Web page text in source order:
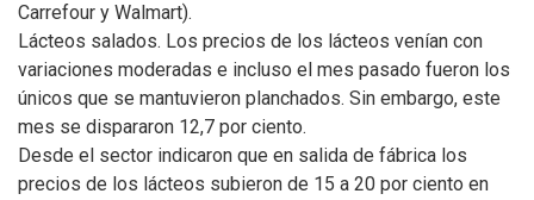
Carrefour y Walmart).
Lácteos salados. Los precios de los lácteos venían con
variaciones moderadas e incluso el mes pasado fueron los
únicos que se mantuvieron planchados. Sin embargo, este
mes se dispararon 12,7 por ciento.
Desde el sector indicaron que en salida de fábrica los
precios de los lácteos subieron de 15 a 20 por ciento en